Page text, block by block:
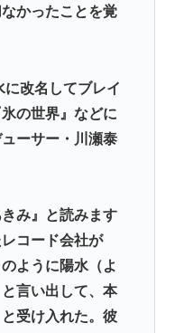
かったことを覚
改名してブレイ
の世界』などに
ーサー・川瀬泰
きみ』と読みます
コード会社が
ように陽水（よ
言い出して、本
受け入れた。彼